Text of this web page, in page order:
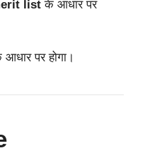
list के आधार पर
पर होगा।